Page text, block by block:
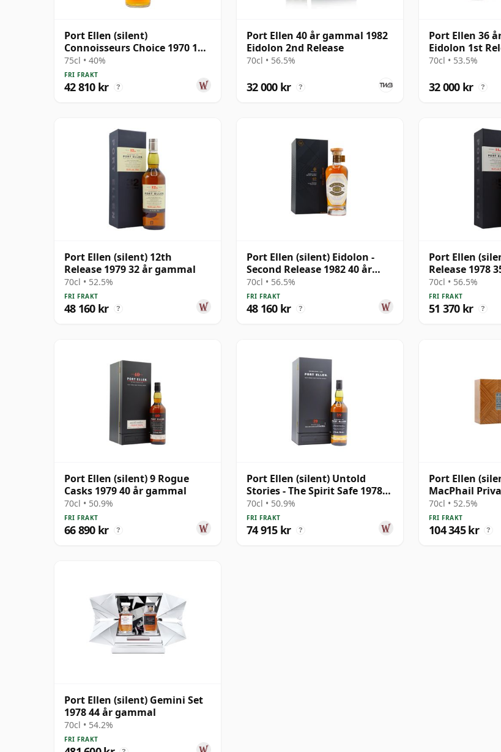
Port Ellen (silent)
Connoisseurs Choice 1970 17
år gammal
75cl • 40%
FRI FRAKT
42 810 kr ?
Port Ellen 40 år gammal 1982
Eidolon 2nd Release
70cl • 56.5%
32 000 kr ?
Port Ellen 36
Eidolon 1st
70cl • 53.5%
32 000 kr ?
Port Ellen (silent) 12th
Release 1979 32 år gammal
70cl • 52.5%
FRI FRAKT
48 160 kr ?
Port Ellen (silent) Eidolon -
Second Release 1982 40 år
gammal
70cl • 56.5%
FRI FRAKT
48 160 kr ?
Port Ellen
Release 1978
70cl • 56.5%
FRI FRAKT
51 370 kr ?
Port Ellen (silent) 9 Rogue
Casks 1979 40 år gammal
70cl • 50.9%
FRI FRAKT
66 890 kr ?
Port Ellen (silent) Untold
Stories - The Spirit Safe 1978
39 år gammal
70cl • 50.9%
FRI FRAKT
74 915 kr ?
Port Ellen
MacPhail
Single Cask #
gammal
70cl • 52.5%
FRI FRAKT
104 345 kr ?
Port Ellen (silent) Gemini Set
1978 44 år gammal
70cl • 54.2%
FRI FRAKT